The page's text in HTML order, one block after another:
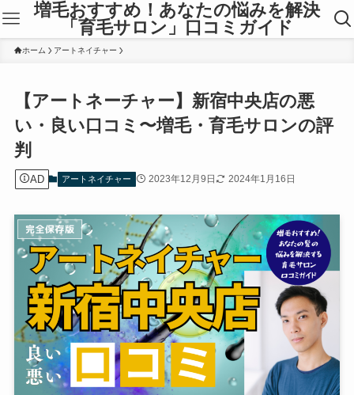
増毛おすすめ！あなたの悩みを解決
「育毛サロン」口コミガイド
ホーム アートネイチャー
【アートネーチャー】新宿中央店の悪
い・良い口コミ〜増毛・育毛サロンの評
判
AD アートネイチャー 2023年12月9日 2024年1月16日